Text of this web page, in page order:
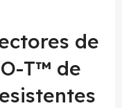
de
T™ de